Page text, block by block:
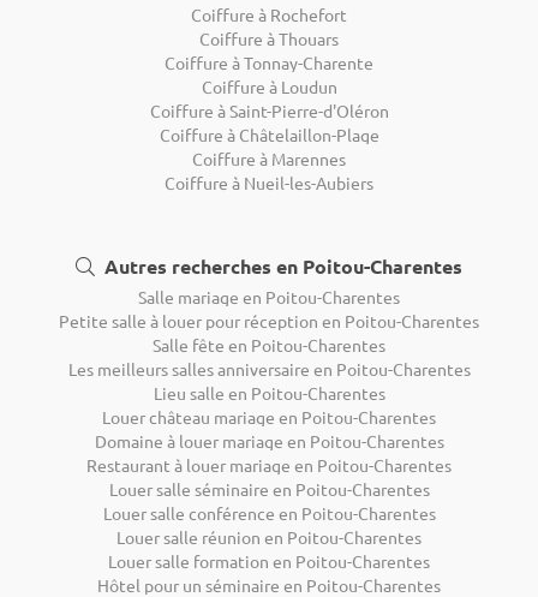
Coiffure à Rochefort
Coiffure à Thouars
Coiffure à Tonnay-Charente
Coiffure à Loudun
Coiffure à Saint-Pierre-d'Oléron
Coiffure à Châtelaillon-Plage
Coiffure à Marennes
Coiffure à Nueil-les-Aubiers
Autres recherches en Poitou-Charentes
Salle mariage en Poitou-Charentes
Petite salle à louer pour réception en Poitou-Charentes
Salle fête en Poitou-Charentes
Les meilleurs salles anniversaire en Poitou-Charentes
Lieu salle en Poitou-Charentes
Louer château mariage en Poitou-Charentes
Domaine à louer mariage en Poitou-Charentes
Restaurant à louer mariage en Poitou-Charentes
Louer salle séminaire en Poitou-Charentes
Louer salle conférence en Poitou-Charentes
Louer salle réunion en Poitou-Charentes
Louer salle formation en Poitou-Charentes
Hôtel pour un séminaire en Poitou-Charentes